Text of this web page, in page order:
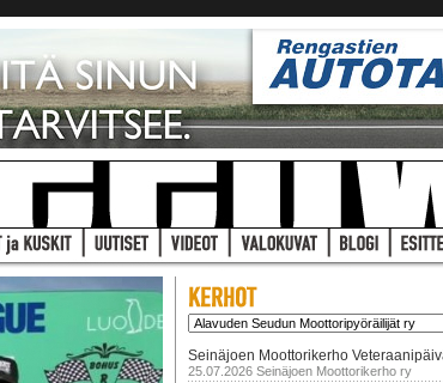
Seinäjoen Moottorikerho
25.07.2026 Seinäjoen Moottorikerho ry